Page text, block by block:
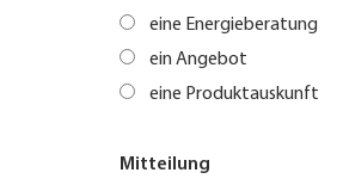
eine Energieberatung
ein Angebot
eine Produktauskunft
Mitteilung